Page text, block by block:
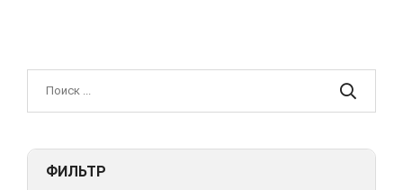
ФИЛЬТР